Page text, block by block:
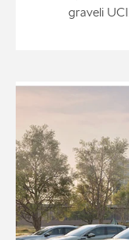
graveli